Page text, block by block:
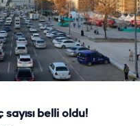
sayısı belli oldu!